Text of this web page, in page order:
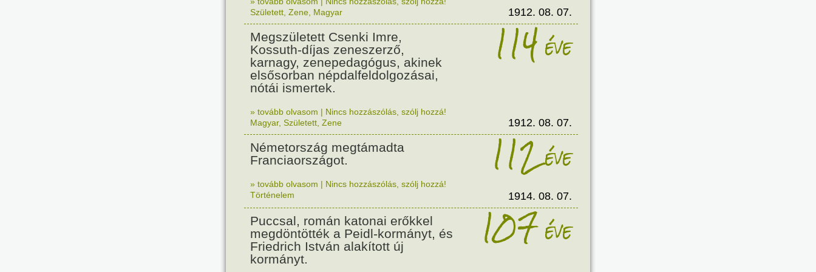
Született Zene Magyar 1912. 08. 07.
Megszületett Csenki Imre,
Kossuth-díjas zeneszerző,
karnagy, zenepedagógus, akinek
elsősorban népdalfeldolgozásai,
nótái ismertek.
114éve
» tovább olvasom | Nincs hozzászólás, szólj hozzá!
Magyar, Született Zene 1912. 08. 07.
Németország megtámadta
Franciaországot.
112éve
» tovább olvasom | Nincs hozzászólás, szólj hozzá!
Történelem
1914. 08. 07.
Puccsal, román katonai erőkkel
megdöntötték a Peidl-kormányt, és
Friedrich István alakított új
kormányt.
107éve